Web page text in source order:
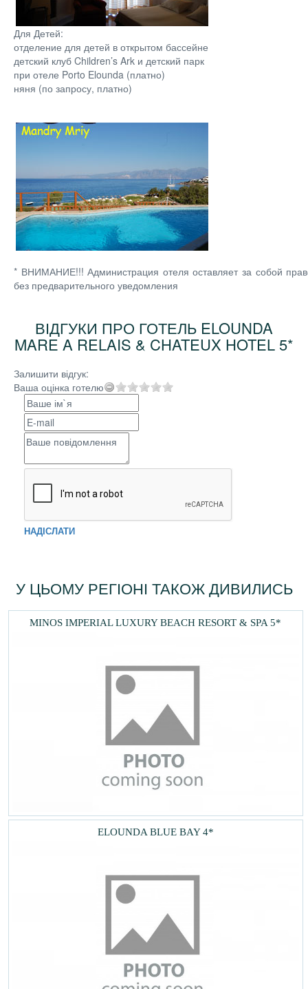
Для Детей:
отделение для детей в открытом бассейне
детский клуб Children’s Ark и детский парк
при отеле Porto Elounda (платно)
няня (по запросу, платно)
* ВНИМАНИЕ!!! Администрация отеля оставляет за собой
без предварительного уведомления
ВІДГУКИ ПРО ГОТЕЛЬ ELOUNDA
MARE A RELAIS & CHATEUX HOTEL 5*
Залишити відгук:
Ваша оцінка готелю
НАДІСЛАТИ
У ЦЬОМУ РЕГІОНІ ТАКОЖ ДИВИЛИСЬ
MINOS IMPERIAL LUXURY BEACH RESORT & SPA 5*
ELOUNDA BLUE BAY 4*